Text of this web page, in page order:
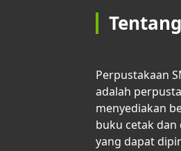
Perpustakaan
adalah
menyediakan
buku cetak
yang dapat